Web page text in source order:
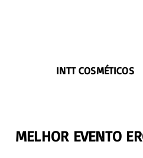
INTT COSMÉTICOS
MELHOR EVENTO